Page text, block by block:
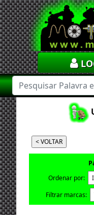
Ordenar por:
Filtrar marcas: